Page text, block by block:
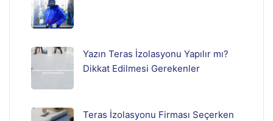
Yazın Teras İzolasyonu Yapılır mı?
Dikkat Edilmesi Gerekenler
Teras İzolasyonu Firması Seçerken